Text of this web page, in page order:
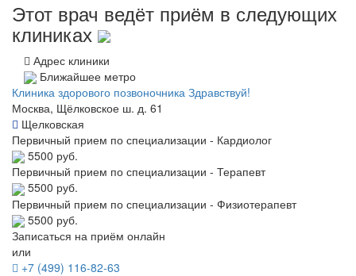
Этот врач ведёт приём в следующих
клиниках
Адрес клиники
Ближайшее метро
Клиника здорового позвоночника Здравствуй!
Москва, Щёлковское ш. д. 61
Щелковская
Первичный прием по специализации - Кардиолог
5500 руб.
Первичный прием по специализации - Терапевт
5500 руб.
Первичный прием по специализации - Физиотерапевт
5500 руб.
Записаться на приём онлайн
или
+7 (499) 116-82-63